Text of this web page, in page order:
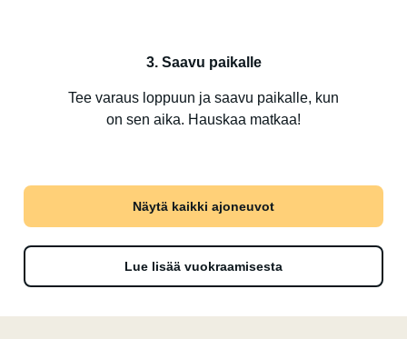
3. Saavu paikalle
Tee varaus loppuun ja saavu paikalle, kun
on sen aika. Hauskaa matkaa!
Näytä kaikki ajoneuvot
Lue lisää vuokraamisesta